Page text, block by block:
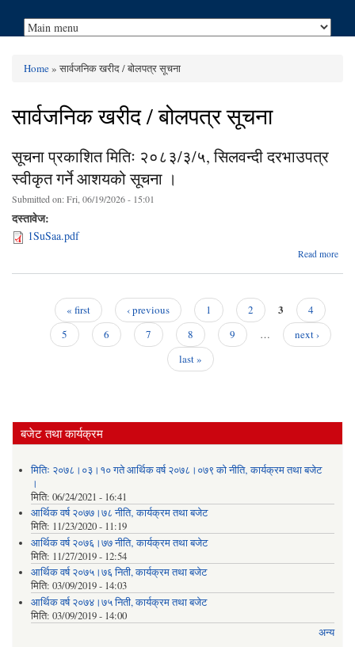
Home» सार्वजनिक खरीद / बोलपत्र सूचना
सार्वजनिक खरीद / बोलपत्र सूचना
सूचना प्रकाशित मितिः २०८३/३/५, सिलवन्दी दरभाउपत्र
स्वीकृत गर्ने आशयको सूचना ।
Submitted on:Fri, 06/19/2026 - 15:01
दस्तावेज:
1SuSaa.pdf
Read more
« first ‹ previous 1 2 3
4
5
6 7 8 9 …
next ›
last »
बजेट तथा कार्यक्रम
मितिः २०७८।०३।१० गते आर्थिक वर्ष २०७८।०७९ को नीति‚ कार्यक्रम तथा बजेट
।
मिति: 06/24/2021 - 16:41
आर्थिक वर्ष २०७७।७८ नीति‚ कार्यक्रम तथा बजेट
मिति: 11/23/2020 - 11:19
आर्थिक वर्ष २०७६।७७ नीति‚ कार्यक्रम तथा बजेट
मिति: 11/27/2019 - 12:54
आर्थिक वर्ष २०७५।७६ निती, कार्यक्रम तथा बजेट
मिति: 03/09/2019 - 14:03
आर्थिक वर्ष २०७४।७५ निती, कार्यक्रम तथा बजेट
मिति: 03/09/2019 - 14:00
अन्य